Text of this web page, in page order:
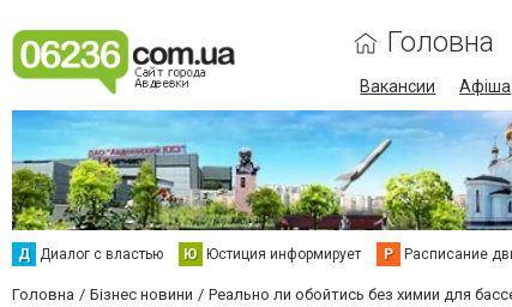
Головна
Вакансии Афіша
Д Диалог с властью Ю Юстиция информирует Р Расписание
Головна Бізнес новини Реально ли обойтись без химии для